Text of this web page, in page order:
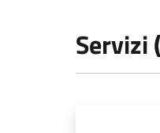
Servizi